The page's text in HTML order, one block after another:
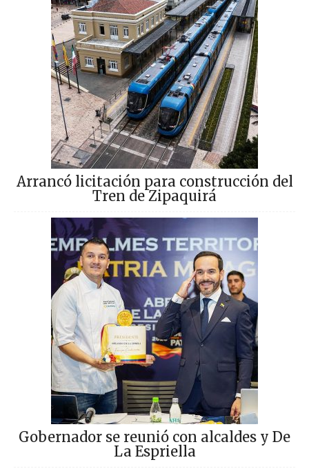
Arrancó licitación para construcción del
Tren de Zipaquirá
Gobernador se reunió con alcaldes y De
La Espriella